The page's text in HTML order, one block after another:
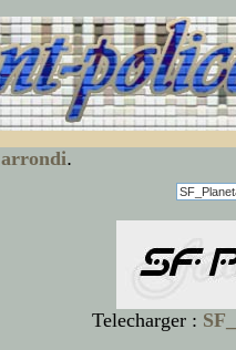
arrondi.
Telecharger :